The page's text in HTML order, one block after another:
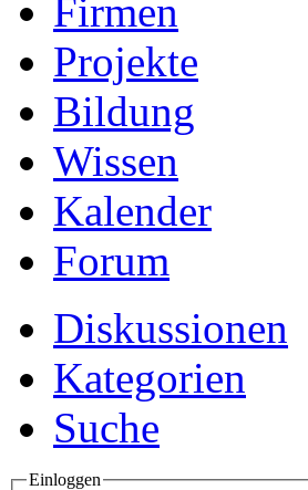
Firmen
Projekte
Bildung
Wissen
Kalender
Forum
Diskussionen
Kategorien
Suche
Einloggen